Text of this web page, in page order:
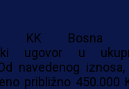
KK Bosna
ugovor u
navedenog
približno 450.000